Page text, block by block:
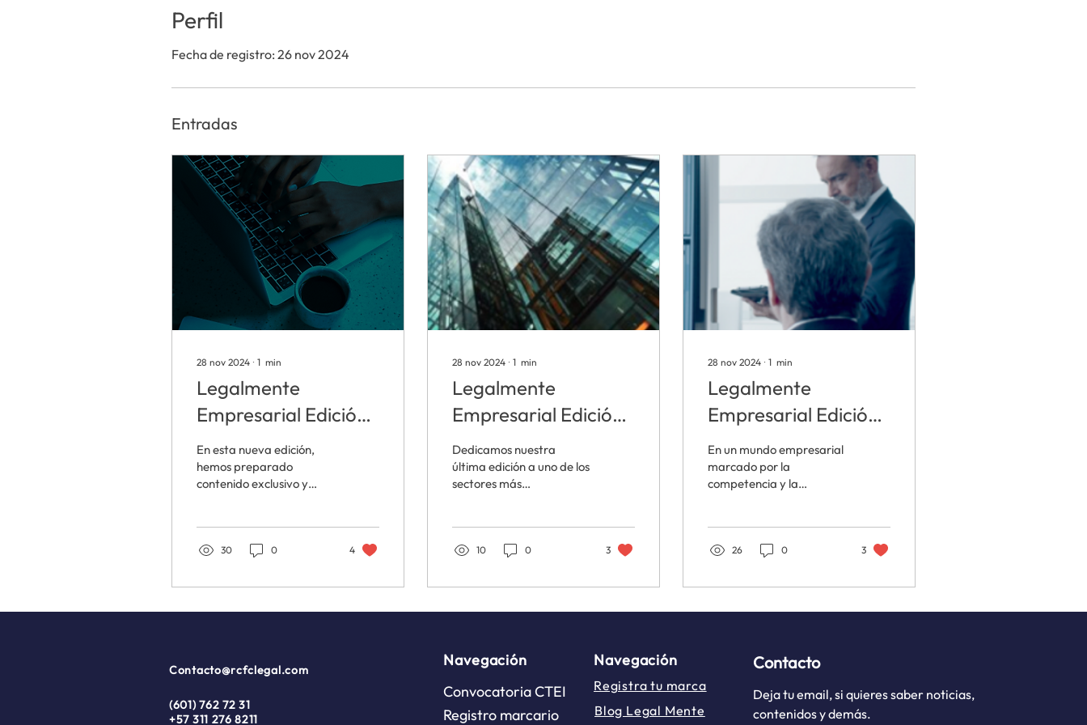
Perfil
Fecha de registro: 26 nov 2024
Entradas
28 nov 2024 ∙ 1 min
Legalmente
Empresarial Edición
Diciembre 2024
En esta nueva edición,
hemos preparado
contenido exclusivo y
inversionistas, y
30 0 4
28 nov 2024 ∙ 1 min
Legalmente
Empresarial Edición
Noviembre 2024
Dedicamos nuestra
última edición a uno de los
sectores más
Suerte y...
10 0 3
28 nov 2024 ∙ 1 min
Legalmente
Empresarial Edición
Octubre 2024
En un mundo empresarial
marcado por la
competencia y la
26 0 3
Contacto@rcfclegal.com
(601) 762 72 31
+57 311 276 8211
Navegación
Convocatoria CTEI
Registro marcario
Navegación
Registra tu marca
Blog Legal Mente
Contacto
Deja tu email, si quieres saber noticias,
contenidos y demás.